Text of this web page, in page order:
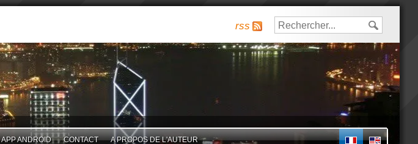
rss
APP ANDROID CONTACT A PROPOS DE L'AUTEUR